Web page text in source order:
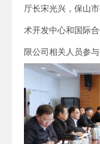
厅长宋光兴，保山
术开发中心和国际
限公司相关人员参